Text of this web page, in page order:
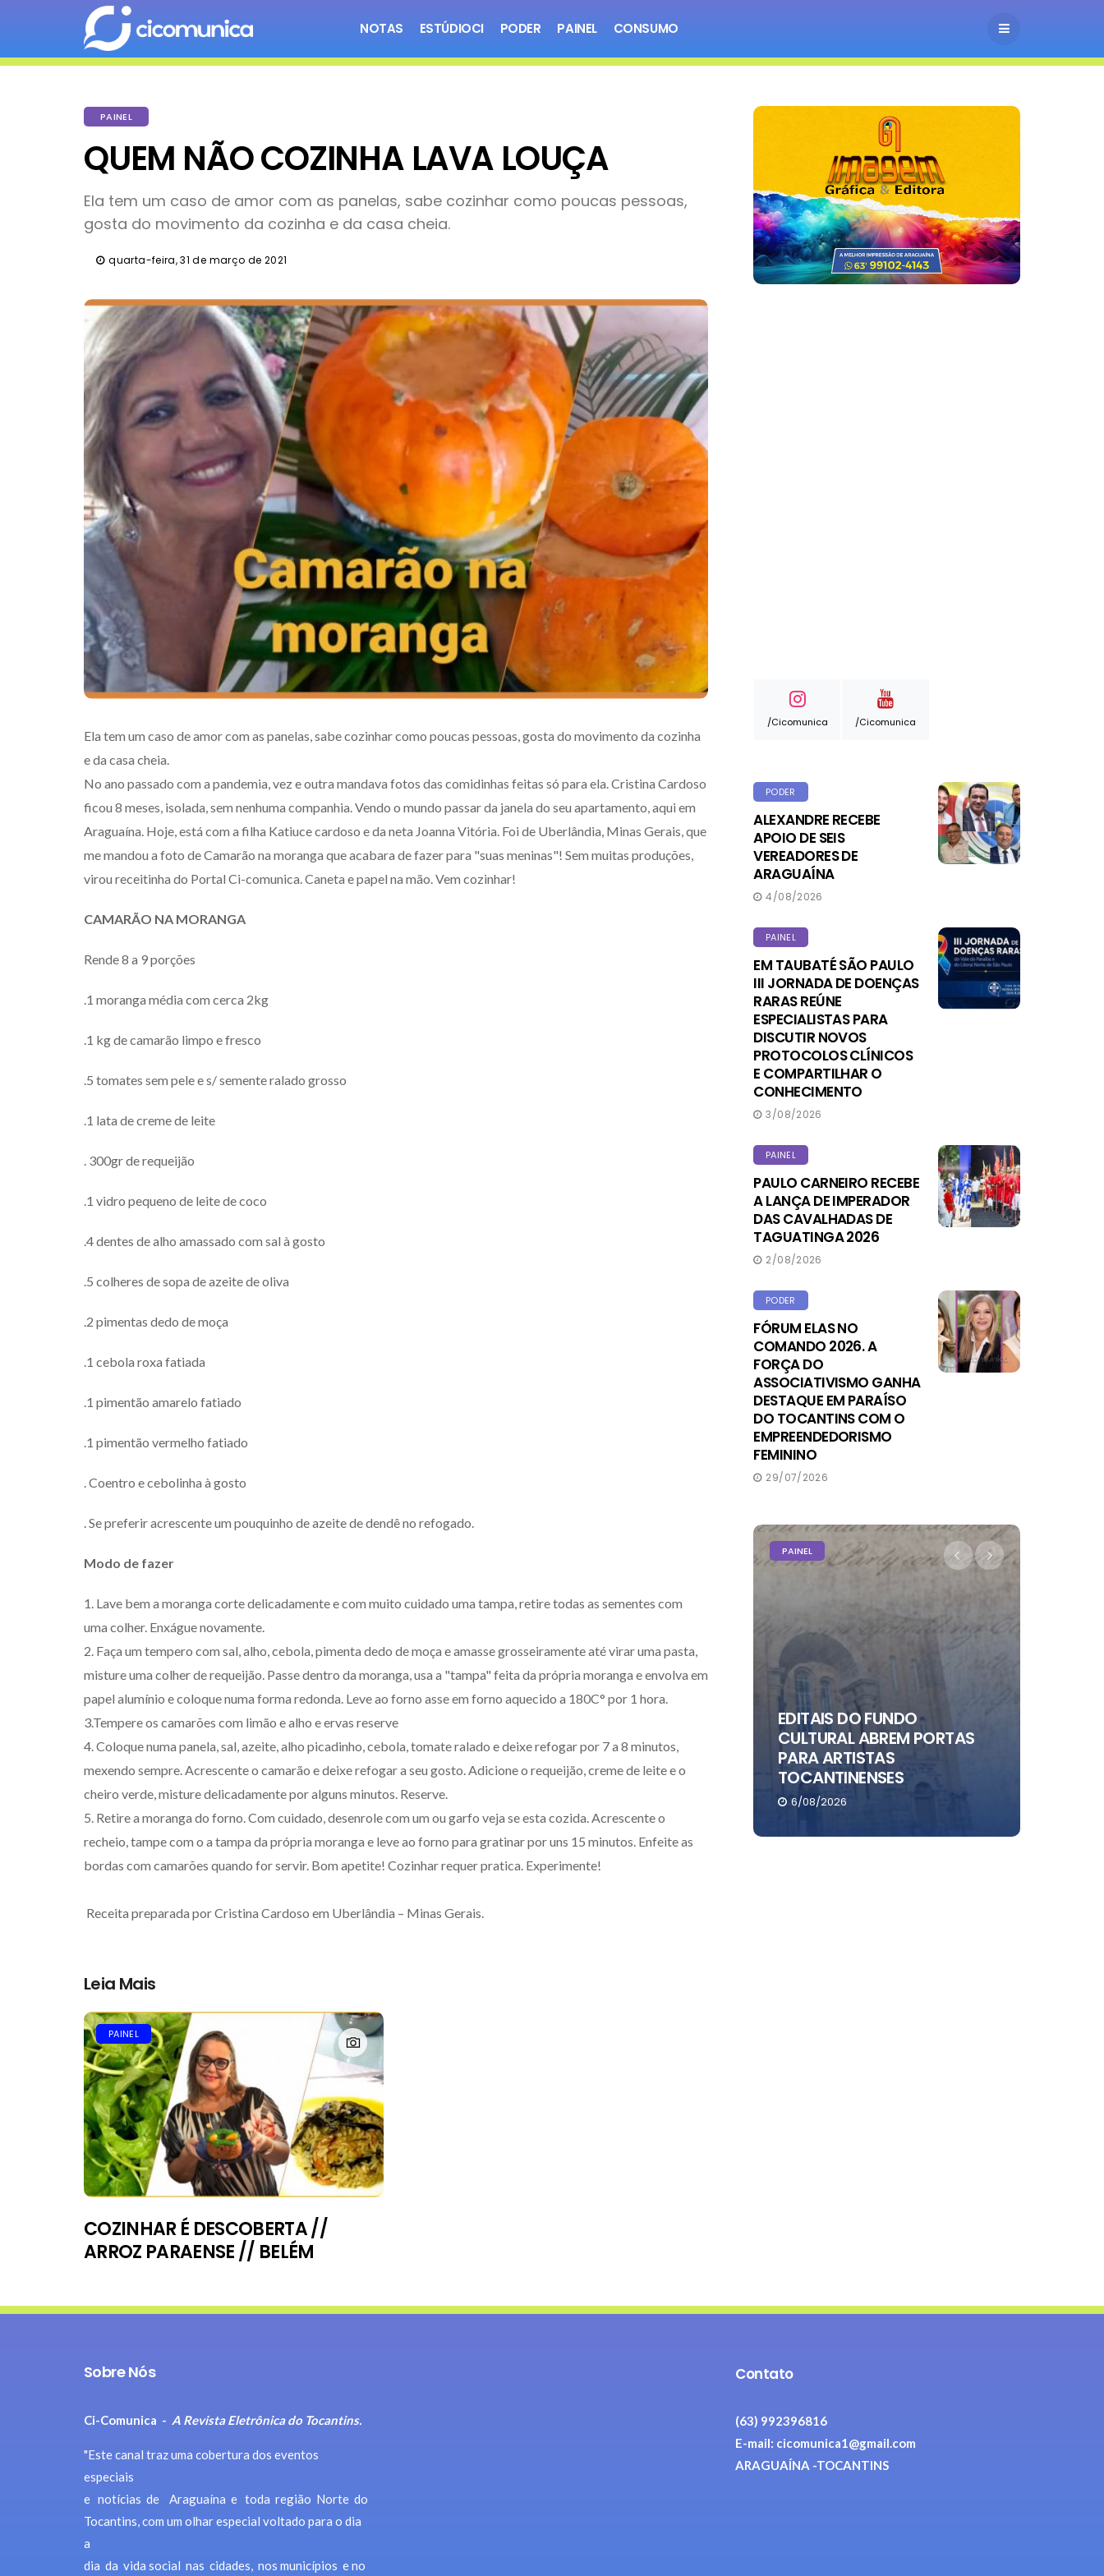
NOTAS ESTÚDIOCI PODER PAINEL CONSUMO
PAINEL
QUEM NÃO COZINHA LAVA LOUÇA
Ela tem um caso de amor com as panelas, sabe cozinhar como poucas pessoas,
gosta do movimento da cozinha e da casa cheia.
quarta-feira, 31 de março de 2021
Ela tem um caso de amor com as panelas, sabe cozinhar como poucas pessoas, gosta do movimento da cozinha
e da casa cheia.
No ano passado com a pandemia, vez e outra mandava fotos das comidinhas feitas só para ela. Cristina Cardoso
ficou 8 meses, isolada, sem nenhuma companhia. Vendo o mundo passar da janela do seu apartamento, aqui em
Araguaína. Hoje, está com a filha Katiuce cardoso e da neta Joanna Vitória. Foi de Uberlândia, Minas Gerais, que
me mandou a foto de Camarão na moranga que acabara de fazer para "suas meninas"! Sem muitas produções,
virou receitinha do Portal Ci-comunica. Caneta e papel na mão. Vem cozinhar!
CAMARÃO NA MORANGA
Rende 8 a 9 porções
.1 moranga média com cerca 2kg
.1 kg de camarão limpo e fresco
.5 tomates sem pele e s/ semente ralado grosso
.1 lata de creme de leite
. 300gr de requeijão
.1 vidro pequeno de leite de coco
.4 dentes de alho amassado com sal à gosto
.5 colheres de sopa de azeite de oliva
.2 pimentas dedo de moça
.1 cebola roxa fatiada
.1 pimentão amarelo fatiado
.1 pimentão vermelho fatiado
. Coentro e cebolinha à gosto
. Se preferir acrescente um pouquinho de azeite de dendê no refogado.
Modo de fazer
1. Lave bem a moranga corte delicadamente e com muito cuidado uma tampa, retire todas as sementes com
uma colher. Enxágue novamente.
2. Faça um tempero com sal, alho, cebola, pimenta dedo de moça e amasse grosseiramente até virar uma pasta,
misture uma colher de requeijão. Passe dentro da moranga, usa a "tampa" feita da própria moranga e envolva em
papel alumínio e coloque numa forma redonda. Leve ao forno asse em forno aquecido a 180C° por 1 hora.
3.Tempere os camarões com limão e alho e ervas reserve
4. Coloque numa panela, sal, azeite, alho picadinho, cebola, tomate ralado e deixe refogar por 7 a 8 minutos,
mexendo sempre. Acrescente o camarão e deixe refogar a seu gosto. Adicione o requeijão, creme de leite e o
cheiro verde, misture delicadamente por alguns minutos. Reserve.
5. Retire a moranga do forno. Com cuidado, desenrole com um ou garfo veja se esta cozida. Acrescente o
recheio, tampe com o a tampa da própria moranga e leve ao forno para gratinar por uns 15 minutos. Enfeite as
bordas com camarões quando for servir. Bom apetite! Cozinhar requer pratica. Experimente!
Receita preparada por Cristina Cardoso em Uberlândia – Minas Gerais.
Leia Mais
PAINEL
COZINHAR É DESCOBERTA //
ARROZ PARAENSE // BELÉM
/cicomunica /cicomunica
PODER
ALEXANDRE RECEBE
APOIO DE SEIS
VEREADORES DE
ARAGUAÍNA
4/08/2026
PAINEL
EM TAUBATÉ SÃO PAULO
III JORNADA DE DOENÇAS
RARAS REÚNE
ESPECIALISTAS PARA
DISCUTIR NOVOS
PROTOCOLOS CLÍNICOS
E COMPARTILHAR O
CONHECIMENTO
3/08/2026
PAINEL
PAULO CARNEIRO RECEBE
A LANÇA DE IMPERADOR
DAS CAVALHADAS DE
TAGUATINGA 2026
2/08/2026
PODER
FÓRUM ELAS NO
COMANDO 2026. A
FORÇA DO
ASSOCIATIVISMO GANHA
DESTAQUE EM PARAÍSO
DO TOCANTINS COM O
EMPREENDEDORISMO
FEMININO
29/07/2026
A QUILOMBOLA ANNE
NOVA SECRETÁRIA DE
COMUNICAÇÃO DE PORTO
NACIONAL
PAINEL
EDITAIS DO FUNDO
CULTURAL ABREM PORTAS
PARA ARTISTAS
TOCANTINENSES
6/08/2026
Sobre Nós
Ci-Comunica - A Revista Eletrônica do Tocantins.
"Este canal traz uma cobertura dos eventos
especiais
e notícias de Araguaína e toda região Norte do
Tocantins, com um olhar especial voltado para o dia
a
dia da vida social nas cidades, nos municípios e no
Contato
(63) 992396816
E-mail: cicomunica1@gmail.com
ARAGUAÍNA -TOCANTINS